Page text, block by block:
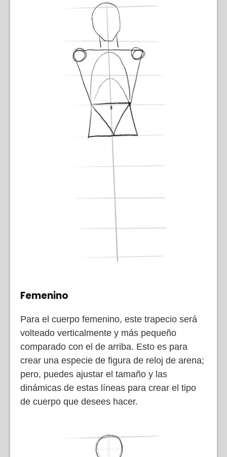
Femenino
Para el cuerpo femenino, este trapecio será
volteado verticalmente y más pequeño
comparado con el de arriba. Esto es para
crear una especie de figura de reloj de arena;
pero, puedes ajustar el tamaño y las
dinámicas de estas líneas para crear el tipo
de cuerpo que desees hacer.